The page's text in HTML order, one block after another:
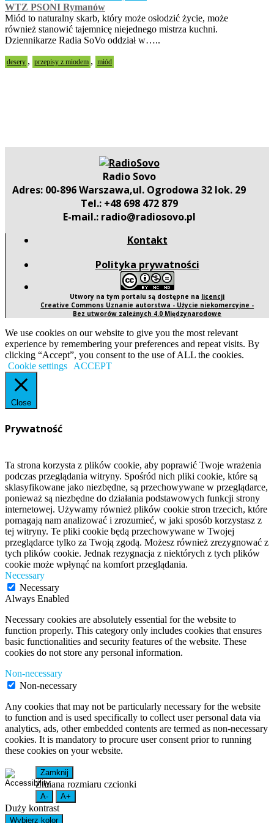
WTZ PSONI Rymanów
Miód to naturalny skarb, który może osłodzić życie, może
również stanowić tajemnicę niejednego mistrza kuchni.
Dziennikarze Radia SoVo oddział w…..
desery , przepisy z miodem , miód
Radio Sovo
Adres: 00-896 Warszawa,ul. Ogrodowa 32 lok. 29
Tel.: +48 698 472 879
E-mail.: radio@radiosovo.pl
Kontakt
Polityka prywatności
Utwory na tym portalu są dostępne na licencji
Creative Commons Uznanie autorstwa - Użycie niekomercyjne -
Bez utworów zależnych 4.0 Międzynarodowe
We use cookies on our website to give you the most relevant
experience by remembering your preferences and repeat visits. By
clicking “Accept”, you consent to the use of ALL the cookies.
Cookie settings
ACCEPT
Close
Prywatność
Ta strona korzysta z plików cookie, aby poprawić Twoje wrażenia
podczas przeglądania witryny. Spośród nich pliki cookie, które są
sklasyfikowane jako niezbędne, są przechowywane w przeglądarce,
ponieważ są niezbędne do działania podstawowych funkcji strony
internetowej. Używamy również plików cookie stron trzecich, które
pomagają nam analizować i zrozumieć, w jaki sposób korzystasz z
tej witryny. Te pliki cookie będą przechowywane w Twojej
przeglądarce tylko za Twoją zgodą. Możesz również zrezygnować z
tych plików cookie. Jednak rezygnacja z niektórych z tych plików
cookie może wpłynąć na komfort przeglądania.
Necessary
Necessary
Always Enabled
Necessary cookies are absolutely essential for the website to
function properly. This category only includes cookies that ensures
basic functionalities and security features of the website. These
cookies do not store any personal information.
Non-necessary
Non-necessary
Any cookies that may not be particularly necessary for the website
to function and is used specifically to collect user personal data via
analytics, ads, other embedded contents are termed as non-necessary
cookies. It is mandatory to procure user consent prior to running
these cookies on your website.
Zamknij
Zmiana rozmiaru czcionki
A- A+
Duży kontrast
Wybierz kolor